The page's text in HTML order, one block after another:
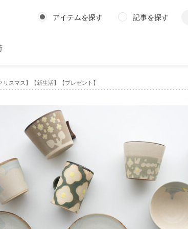
アイテムを探す 記事を探す
スマス】【新生活】【プレゼント】